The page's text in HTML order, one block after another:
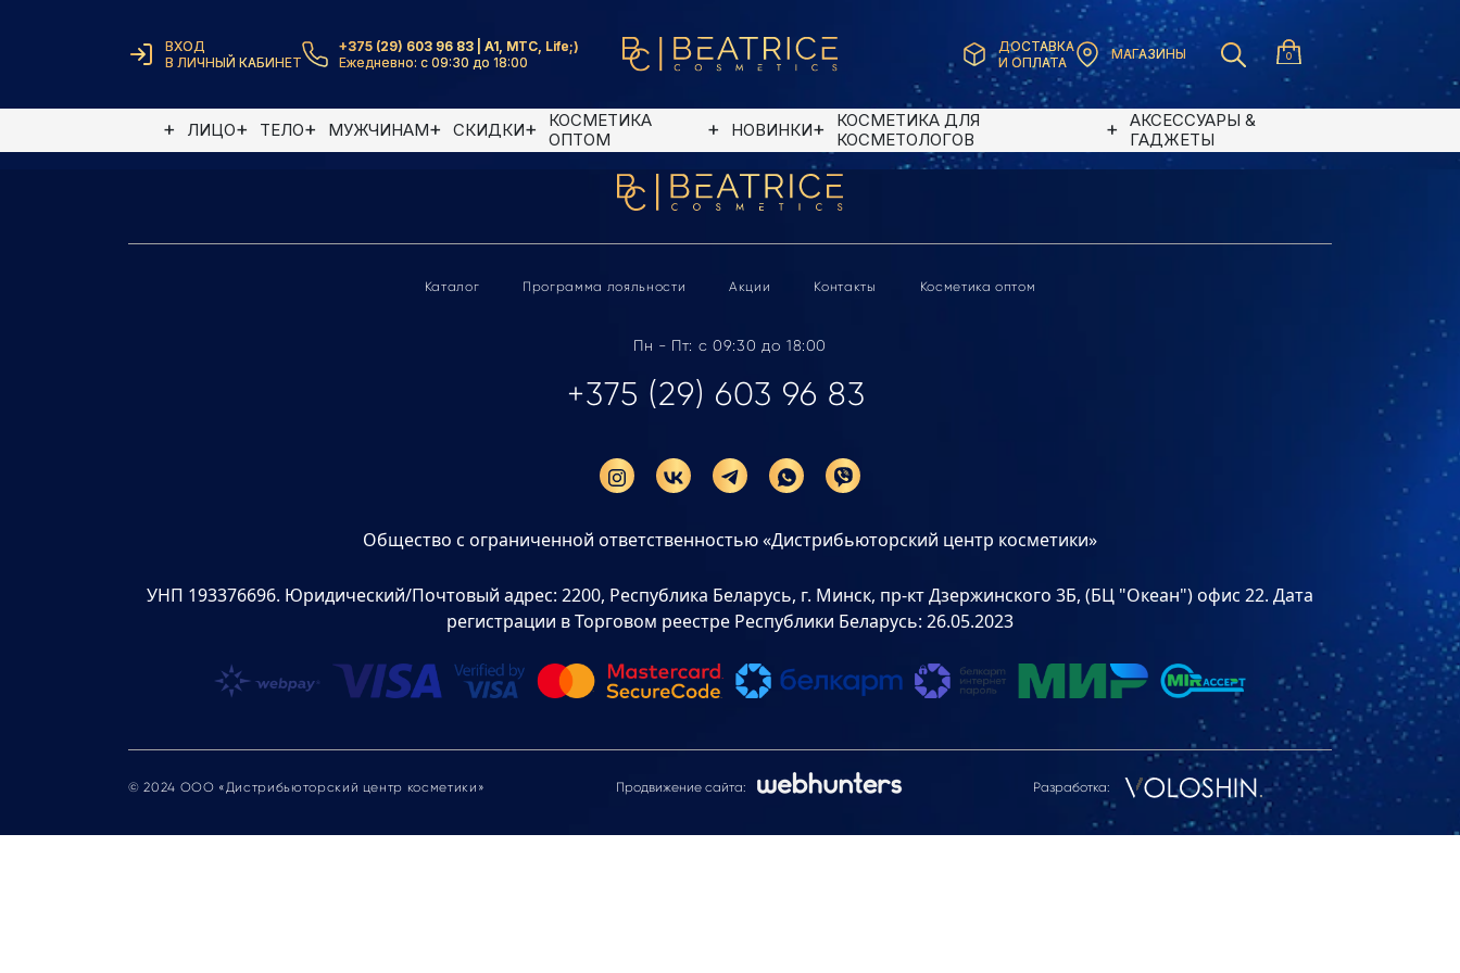
ВХОД
В ЛИЧНЫЙ КАБИНЕТ
+375 (29) 603 96 83 | A1, MTC, Life;)
Ежедневно: с 09:30 до 18:00
ДОСТАВКА
И ОПЛАТА
МАГАЗИНЫ 0
ЛИЦО ТЕЛО МУЖЧИНАМ СКИДКИ
КОСМЕТИКА
ОПТОМ
НОВИНКИ
КОСМЕТИКА ДЛЯ
КОСМЕТОЛОГОВ
АКСЕССУАРЫ &
ГАДЖЕТЫ
Элемент не найден
Каталог Программа лояльности Акции Контакты Косметика оптом
Пн - Пт: с 09:30 до 18:00
+375 (29) 603 96 83
Общество с ограниченной ответственностью «Дистрибьюторский центр косметики»
УНП 193376696. Юридический/Почтовый адрес: 2200, Республика Беларусь, г. Минск, пр-кт Дзержинского 3Б, (БЦ "Океан") офис 22. Дата
регистрации в Торговом реестре Республики Беларусь: 26.05.2023
© 2024 ООО «Дистрибьюторский центр косметики» Продвижение сайта: Разработка: